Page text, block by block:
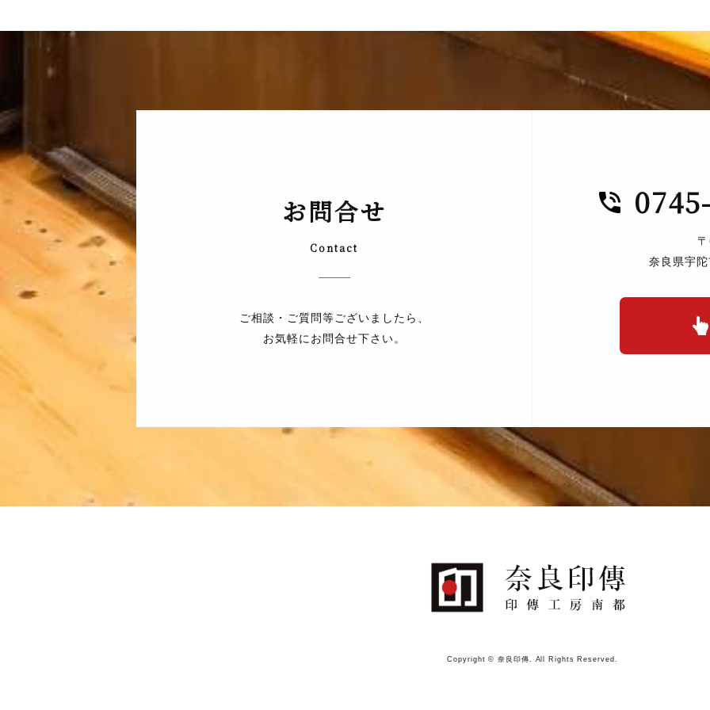
お問合せ
Contact
ご相談・ご質問等ございましたら、
お気軽にお問合せ下さい。
奈良県宇
Copyright © 奈良印傳. All Rights Reserved.